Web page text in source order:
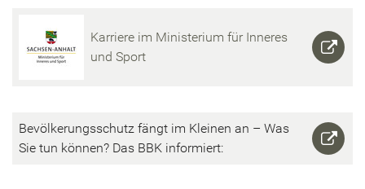
Kar­rie­re im Mi­nis­te­ri­um für In­ne­res
und Sport
Be­völ­ke­rungs­schutz fängt im Klei­nen an – Was
Sie tun kön­nen? Das BBK in­for­miert: